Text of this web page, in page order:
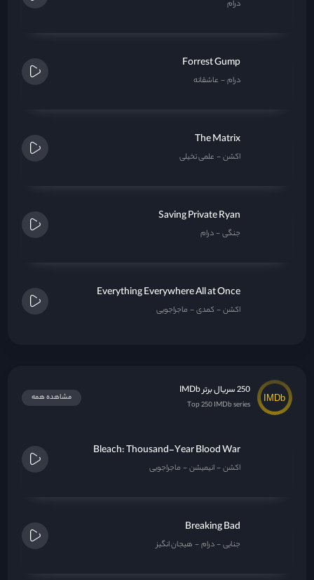
درام
Forrest Gump
درام عاشقانه
The Matrix
اکشن علمی تخیلی
Saving Private Ryan
جنگی درام
Everything Everywhere All at Once
اکشن کمدی ماجراجویی
250 سریال برتر IMDb
Top 250 IMDb series
مشاهده همه
Bleach: Thousand-Year Blood War
اکشن انیمیشن ماجراجویی
Breaking Bad
جنایی درام هیجان انگیز